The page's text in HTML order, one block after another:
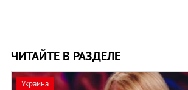
ЧИТАЙТЕ В РАЗДЕЛЕ
Украина